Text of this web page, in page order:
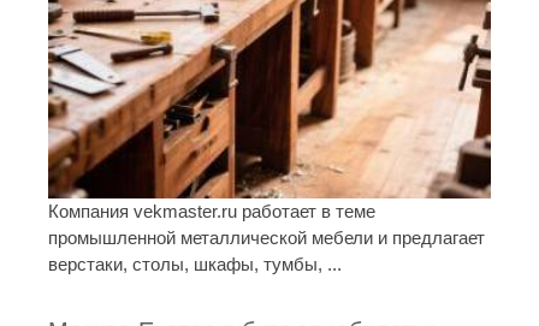
Компания vekmaster.ru работает в теме
промышленной металлической мебели и предлагает
верстаки, столы, шкафы, тумбы, ...